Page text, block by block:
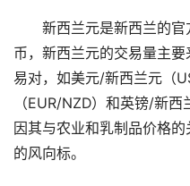
新西兰元是新西兰的
币，新西兰元的交易量主
易对，如美元/新西兰元（
（EUR/NZD）和英镑/新
因其与农业和乳制品价格
的风向标。